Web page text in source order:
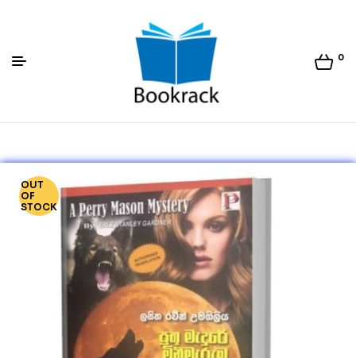
Bookrack.lk
0
OUT
OF
STOCK